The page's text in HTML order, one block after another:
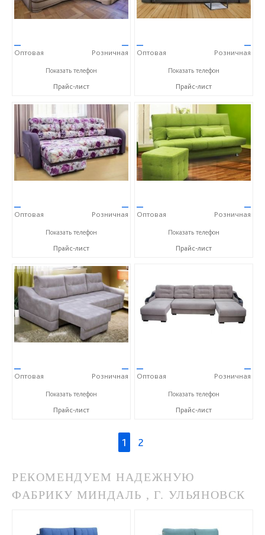
—
Оптовая
—
Розничная
+7 (3522) 25-72-27
Показать телефон
Прайс-лист
—
Оптовая
—
Розничная
+7 (3522) 25-72-27
Показать телефон
Прайс-лист
—
Оптовая
—
Розничная
+7 (3522) 25-72-27
Показать телефон
Прайс-лист
—
Оптовая
—
Розничная
+7 (3522) 25-72-27
Показать телефон
Прайс-лист
—
Оптовая
—
Розничная
+7 (3522) 25-72-27
Показать телефон
Прайс-лист
—
Оптовая
—
Розничная
+7 (3522) 25-72-27
Показать телефон
Прайс-лист
1 2
РЕКОМЕНДУЕМ НАДЕЖНУЮ
ФАБРИКУ МИНДАЛЬ , Г. УЛЬЯНОВСК